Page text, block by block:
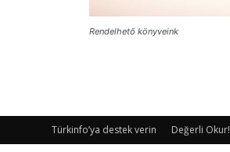
Rendelhető könyveink
Türkinfo’ya destek verin Değerli Okur!